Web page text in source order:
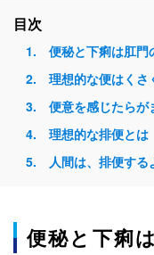
目次
便秘と下痢は肛門
理想的な便はくさ
便意を感じたらが
理想的な排便とは
人間は、排便す
便秘と下痢